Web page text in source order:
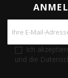
Ich
und die